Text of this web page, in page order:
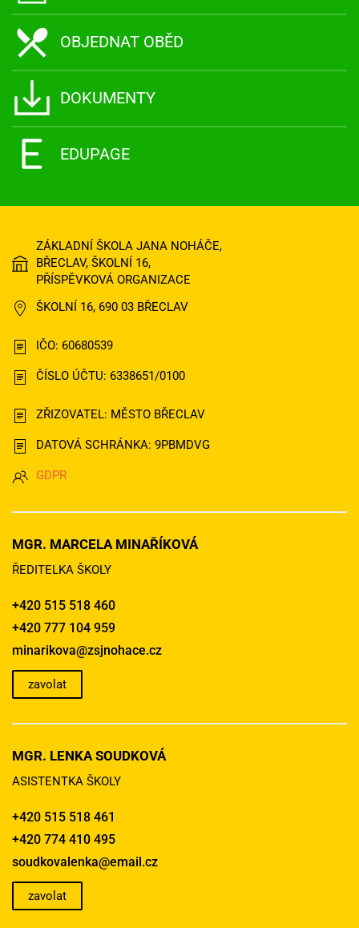
OBJEDNAT OBĚD
DOKUMENTY
EDUPAGE
ZÁKLADNÍ ŠKOLA JANA NOHÁČE,
BŘECLAV, ŠKOLNÍ 16,
PŘÍSPĚVKOVÁ ORGANIZACE
ŠKOLNÍ 16, 690 03 BŘECLAV
IČO: 60680539
ČÍSLO ÚČTU: 6338651/0100
ZŘIZOVATEL: MĚSTO BŘECLAV
DATOVÁ SCHRÁNKA: 9PBMDVG
GDPR
MGR. MARCELA MINAŘÍKOVÁ
ŘEDITELKA ŠKOLY
+420 515 518 460
+420 777 104 959
minarikova@zsjnohace.cz
zavolat
MGR. LENKA SOUDKOVÁ
ASISTENTKA ŠKOLY
+420 515 518 461
+420 774 410 495
soudkovalenka@email.cz
zavolat